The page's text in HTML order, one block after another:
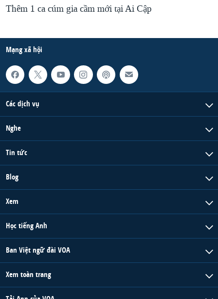
Thêm 1 ca cúm gia cầm mới tại Ai Cập
Mạng xã hội
Các dịch vụ
Nghe
Tin tức
Blog
Xem
Học tiếng Anh
Ban Việt ngữ đài VOA
Xem toàn trang